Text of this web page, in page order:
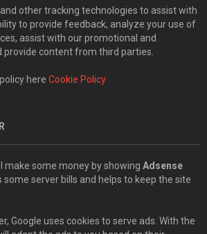
other tracking technologies to assist with
to provide feedback, analyze your use of
assist with our promotional and
content from third parties.
here Cookie Policy
make some money by showing Adsense
some server bills and helps to keep the site
Google uses cookies to serve ads. With the